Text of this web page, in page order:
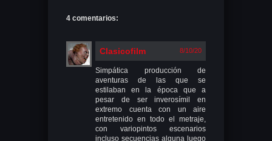
4 comentarios:
Clasicofilm 8/10/20
Simpática producción de
aventuras de las que se
estilaban en la época que a
pesar de ser inverosímil en
extremo cuenta con un aire
entretenido en todo el metraje,
con variopintos escenarios
incluso secuencias alguna luego